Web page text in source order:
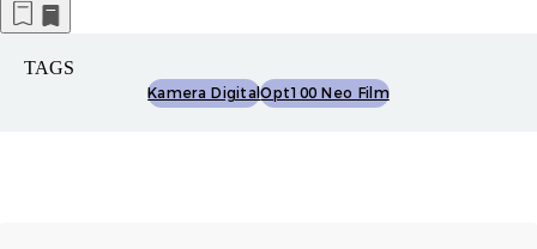
TAGS
Kamera DigitalOpt100 Neo Film